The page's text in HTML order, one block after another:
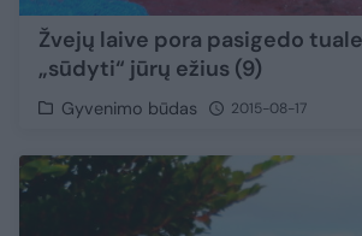
Žvejų laive pora pasigedo
„sūdyti“ jūrų ežius (9)
Gyvenimo būdas 2015-08-17